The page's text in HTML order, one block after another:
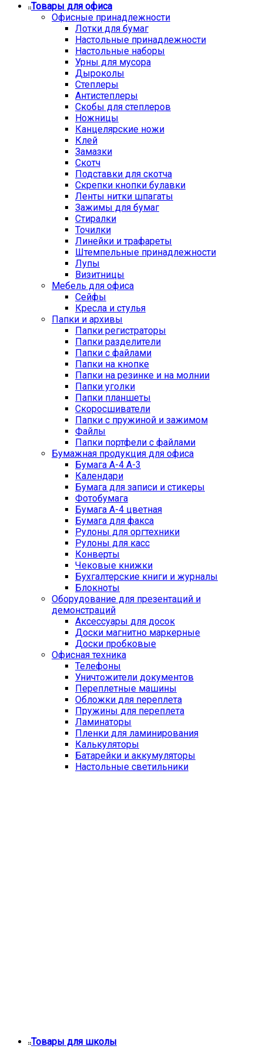
Товары для офиса
Офисные принадлежности
Лотки для бумаг
Настольные принадлежности
Настольные наборы
Урны для мусора
Дыроколы
Степлеры
Антистеплеры
Скобы для степлеров
Ножницы
Канцелярские ножи
Клей
Замазки
Скотч
Подставки для скотча
Скрепки кнопки булавки
Ленты нитки шпагаты
Зажимы для бумаг
Стиралки
Точилки
Линейки и трафареты
Штемпельные принадлежности
Лупы
Визитницы
Мебель для офиса
Сейфы
Кресла и стулья
Папки и архивы
Папки регистраторы
Папки разделители
Папки с файлами
Папки на кнопке
Папки на резинке и на молнии
Папки уголки
Папки планшеты
Скоросшиватели
Папки с пружиной и зажимом
Файлы
Папки портфели с файлами
Бумажная продукция для офиса
Бумага А-4 А-3
Календари
Бумага для записи и стикеры
Фотобумага
Бумага А-4 цветная
Бумага для факса
Рулоны для оргтехники
Рулоны для касс
Конверты
Чековые книжки
Бухгалтерские книги и журналы
Блокноты
Оборудование для презентаций и
демонстраций
Аксессуары для досок
Доски магнитно маркерные
Доски пробковые
Офисная техника
Телефоны
Уничтожители документов
Переплетные машины
Обложки для переплета
Пружины для переплета
Ламинаторы
Пленки для ламинирования
Калькуляторы
Батарейки и аккумуляторы
Настольные светильники
Товары для школы